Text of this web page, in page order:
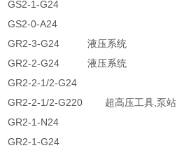
GS2-1-G24
GS2-0-A24
GR2-3-G24 液压系统
GR2-2-G24 液压系统
GR2-2-1/2-G24
GR2-2-1/2-G220 超高压工具,泵站
GR2-1-N24
GR2-1-G24